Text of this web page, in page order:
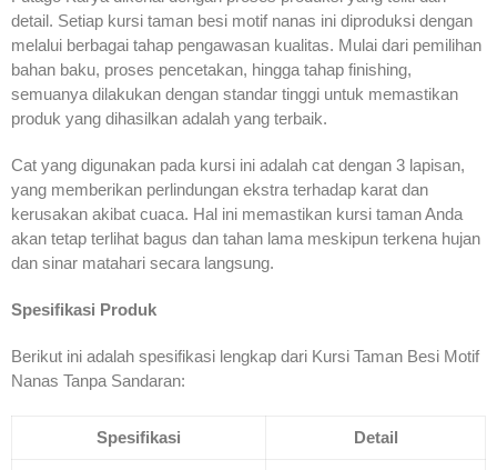
detail. Setiap kursi taman besi motif nanas ini diproduksi dengan
melalui berbagai tahap pengawasan kualitas. Mulai dari pemilihan
bahan baku, proses pencetakan, hingga tahap finishing,
semuanya dilakukan dengan standar tinggi untuk memastikan
produk yang dihasilkan adalah yang terbaik.
Cat yang digunakan pada kursi ini adalah cat dengan 3 lapisan,
yang memberikan perlindungan ekstra terhadap karat dan
kerusakan akibat cuaca. Hal ini memastikan kursi taman Anda
akan tetap terlihat bagus dan tahan lama meskipun terkena hujan
dan sinar matahari secara langsung.
Spesifikasi Produk
Berikut ini adalah spesifikasi lengkap dari Kursi Taman Besi Motif
Nanas Tanpa Sandaran:
Spesifikasi Detail